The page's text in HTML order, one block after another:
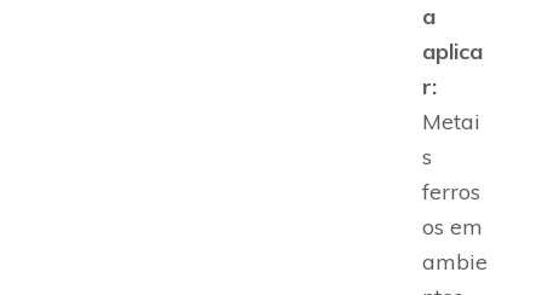
a
aplica
r:
Metai
s
ferros
os em
ambie